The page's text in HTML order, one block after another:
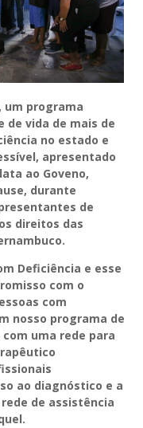
um programa
de vida de mais de
no estado e
apresentado
ao Goveno,
durante
de
direitos das
Deficiência e esse
com o
com
nosso programa de
uma rede para
ao diagnóstico e a
de assistência